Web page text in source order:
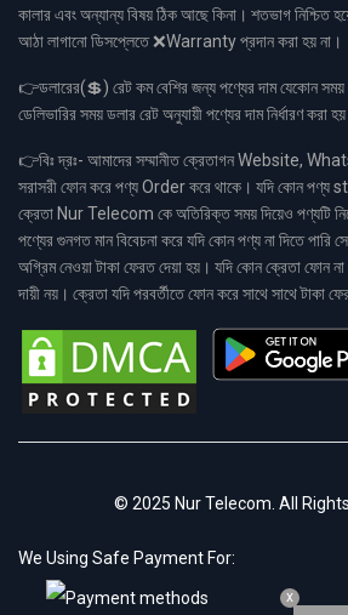
কালার এবং অন্যান্য বিষয় ঠিক আছে কিনা। শতভাগ নিশ্চিত
আঠা লাগানো ডিসপ্লেতে ❌Warranty প্রদান করা হয় না।
👉ডলারের(💲) রেট কম বেশির জন্য পণ্যের দাম যেকোন সময়
ডেলিভারির সময় ডলার রেট অনুযায়ী পণ্যের দাম নির্ধারণ করা
👉বিঃ দ্রঃ- আমাদের সম্মানীত ক্রেতাগন Website,
সরাসরী ফোন করে পণ্য Order করে থাকে। যদি কোন পণ্য
ক্রেতা Nur Telecom কে অতিরিক্ত সময় দিয়েও পণ্যটি
পণ্যের গুনগত মান বিবেচনা করে যদি কোন পণ্য না দিতে পারি
অগ্রিম নেওয়া টাকা ফেরত দেয়া হয়। যদি কোন ক্রেতা ফোন
দায়ী নয়। ক্রেতা যদি পরবর্তীতে ফোন করে সাথে সাথে টাকা
© 2025 Nur Telecom. All
We Using Safe Payment For:
x